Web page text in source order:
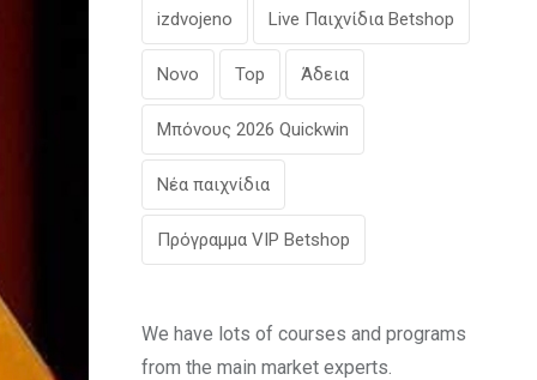
izdvojeno Live Παιχνίδια Betshop
Novo Top Άδεια
Μπόνους 2026 Quickwin
Νέα παιχνίδια
Πρόγραμμα VIP Betshop
We have lots of courses and programs
from the main market experts.